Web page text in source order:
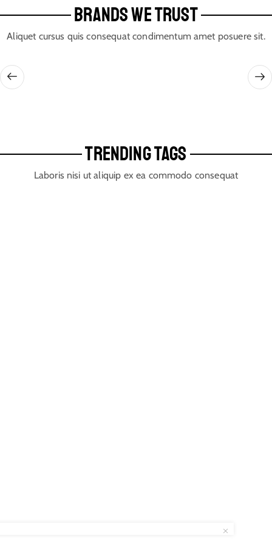
BRANDS WE TRUST
Aliquet cursus quis consequat condimentum amet posuere sit.
TRENDING TAGS
Laboris nisi ut aliquip ex ea commodo consequat